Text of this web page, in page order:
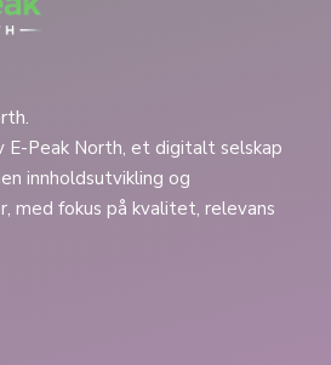
E-Peak North, et digitalt selskap
innholdsutvikling og
med fokus på kvalitet, relevans